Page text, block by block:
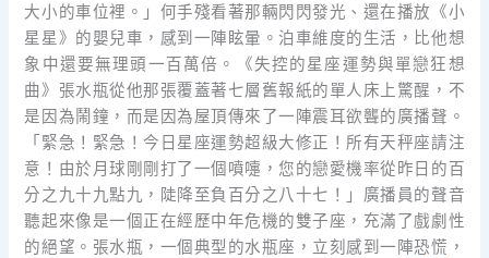
大小的車位裡。」何手殘看著那輛閃閃發光、還在播放《小
星星》的嬰兒車，感到一陣眩暈。泊車維度的生活，比他想
象中還要無理頭一百萬倍。《失控的星座運勢與單戀狂想
曲》張水瓶從他那張覆蓋著七層舊報紙的單人床上驚醒，不
是因為鬧鐘，而是因為屋頂傳來了一陣震耳欲聾的廣播聲。
「緊急！緊急！今日星座運勢超級大修正！所有天秤座請注
意！由於月球剛剛打了一個噴嚏，您的戀愛機率從昨日的百
分之九十九點九，陡降至負百分之八十七！」廣播員的聲音
聽起來像是一個正在經歷中年危機的雙子座，充滿了戲劇性
的絕望。張水瓶，一個典型的水瓶座，立刻感到一陣恐慌，